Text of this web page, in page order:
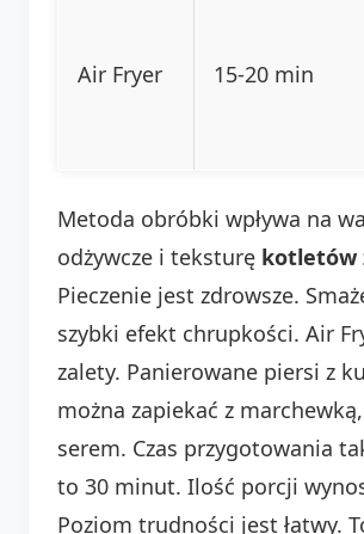
Air Fryer 15-20 min
Metoda obróbki wpływa na
odżywcze i teksturę kotletów
Pieczenie jest zdrowsze.
szybki efekt chrupkości. Air
zalety. Panierowane piersi z
można zapiekać z
serem. Czas przygotowania
to 30 minut. Ilość porcji
Poziom trudności jest łatwy.